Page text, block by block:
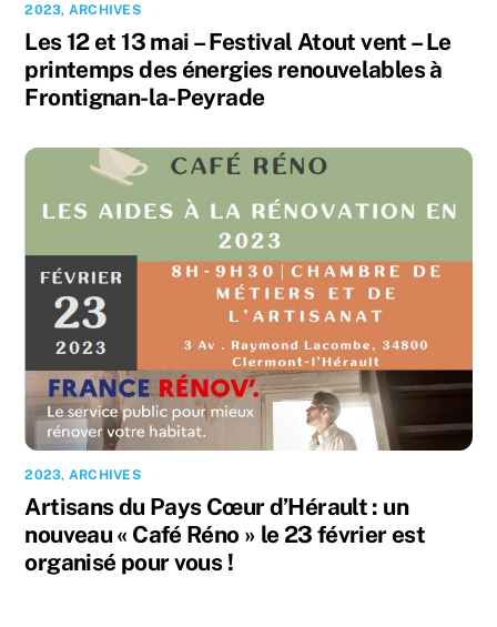
2023, ARCHIVES
Les 12 et 13 mai – Festival Atout vent – Le
printemps des énergies renouvelables à
Frontignan-la-Peyrade
2023, ARCHIVES
Artisans du Pays Cœur d’Hérault : un
nouveau « Café Réno » le 23 février est
organisé pour vous !